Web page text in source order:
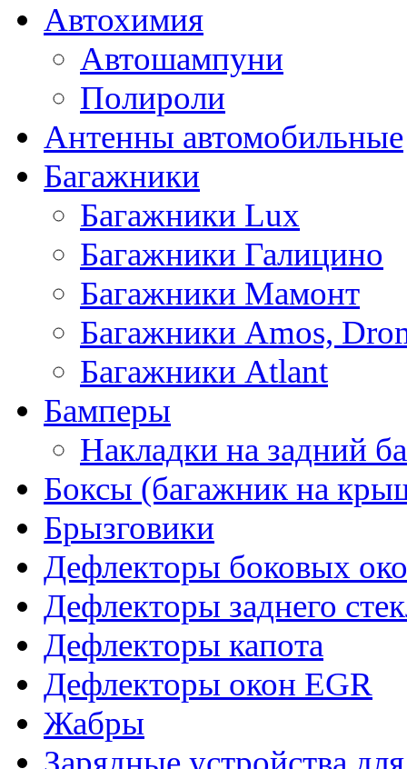
Автохимия
Автошампуни
Полироли
Антенны автомобильные
Багажники
Багажники Lux
Багажники Галицино
Багажники Мамонт
Багажники Amos,
Багажники Atlant
Бамперы
Накладки на задний
Боксы (багажник на
Брызговики
Дефлекторы боковых
Дефлекторы заднего
Дефлекторы капота
Дефлекторы окон EGR
Жабры